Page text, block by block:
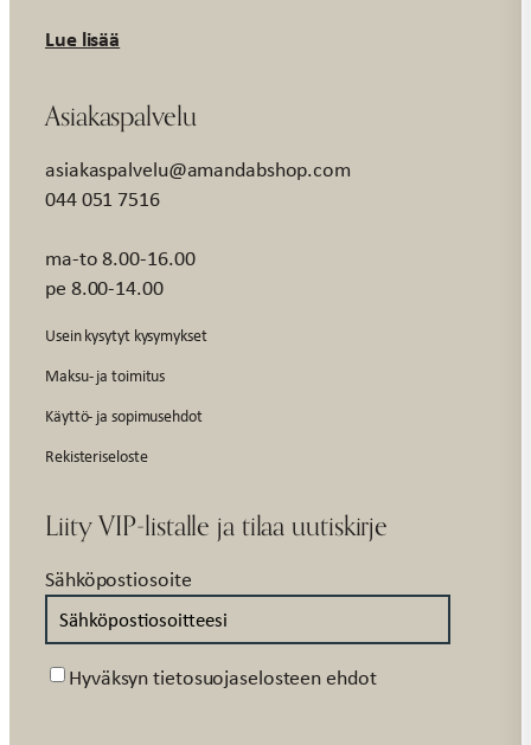
Lue lisää
Asiakaspalvelu
asiakaspalvelu@amandabshop.com
044 051 7516
ma-to 8.00-16.00
pe 8.00-14.00
Usein kysytyt kysymykset
Maksu- ja toimitus
Käyttö- ja sopimusehdot
Rekisteriseloste
Liity VIP-listalle ja tilaa uutiskirje
Sähköpostiosoite
Suostumus
Hyväksyn tietosuojaselosteen ehdot